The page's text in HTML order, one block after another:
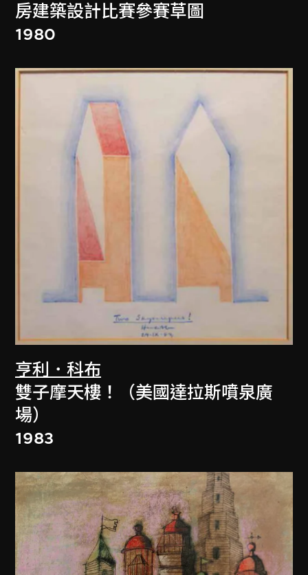
房建築設計比賽參賽草圖
1980
亨利．科布
雙子摩天樓！（美國達拉斯噴泉廣
場）
1983